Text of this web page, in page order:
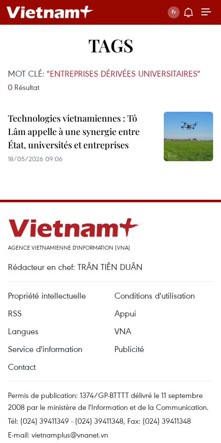
TAGS
MOT CLÉ: "ENTREPRISES DÉRIVÉES UNIVERSITAIRES"
0 Résultat
Technologies vietnamiennes : Tô
Lâm appelle à une synergie entre
État, universités et entreprises
18/05/2026 09:06
AGENCE VIETNAMIENNE D'INFORMATION (VNA)
Rédacteur en chef: TRÂN TIÊN DUÂN
Propriété intellectuelle
Conditions d'utilisation
RSS
Appui
Langues
VNA
Service d'information
Publicité
Contact
Permis de publication: 1374/GP-BTTTT délivré le 11 septembre
2008 par le ministère de l'Information et de la Communication.
Tél: (024) 39411349 - (024) 39411348, Fax: (024) 39411348
E-mail: vietnamplus@vnanet.vn